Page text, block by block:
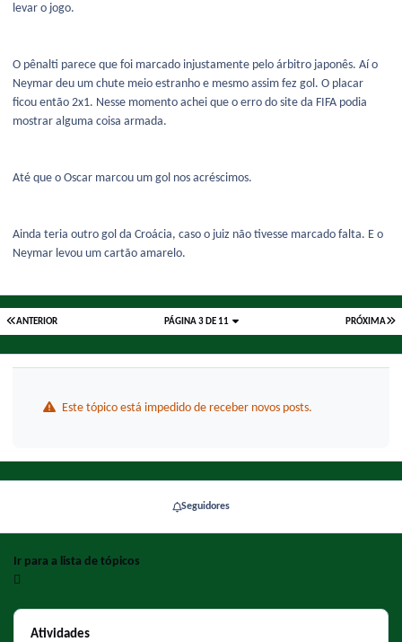
levar o jogo.
O pênalti parece que foi marcado injustamente pelo árbitro japonês. Aí o
Neymar deu um chute meio estranho e mesmo assim fez gol. O placar
ficou então 2x1. Nesse momento achei que o erro do site da FIFA podia
mostrar alguma coisa armada.
Até que o Oscar marcou um gol nos acréscimos.
Ainda teria outro gol da Croácia, caso o juiz não tivesse marcado falta. E o
Neymar levou um cartão amarelo.
ANTERIOR PRÓXIMA
PÁGINA 3 DE 11
Este tópico está impedido de receber novos posts.
Seguidores
Ir para a lista de tópicos
Atividades